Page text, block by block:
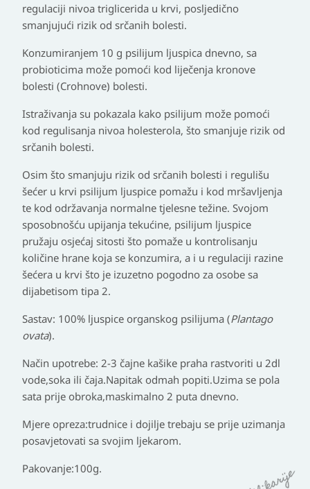
regulaciji nivoa triglicerida u krvi, posljedično
smanjujući rizik od srčanih bolesti.
Konzumiranjem 10 g psilijum ljuspica dnevno, sa
probioticima može pomoći kod liječenja kronove
bolesti (Crohnove) bolesti.
Istraživanja su pokazala kako psilijum može pomoći
kod regulisanja nivoa holesterola, što smanjuje rizik od
srčanih bolesti.
Osim što smanjuju rizik od srčanih bolesti i regulišu
šećer u krvi psilijum ljuspice pomažu i kod mršavljenja
te kod održavanja normalne tjelesne težine. Svojom
sposobnošću upijanja tekućine, psilijum ljuspice
pružaju osjećaj sitosti što pomaže u kontrolisanju
količine hrane koja se konzumira, a i u regulaciji razine
šećera u krvi što je izuzetno pogodno za osobe sa
dijabetisom tipa 2.
Sastav: 100% ljuspice organskog psilijuma (Plantago
ovata).
Način upotrebe: 2-3 čajne kašike praha rastvoriti u 2dl
vode,soka ili čaja.Napitak odmah popiti.Uzima se pola
sata prije obroka,maskimalno 2 puta dnevno.
Mjere opreza:trudnice i dojilje trebaju se prije uzimanja
posavjetovati sa svojim ljekarom.
Pakovanje:100g.